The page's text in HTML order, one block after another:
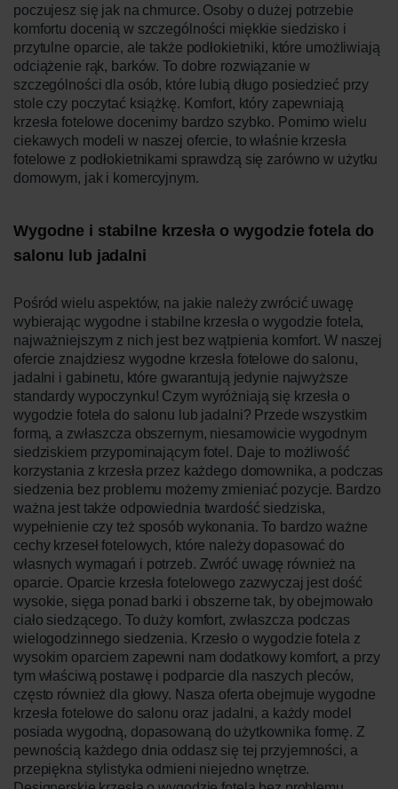
poczujesz się jak na chmurce. Osoby o dużej potrzebie
komfortu docenią w szczególności miękkie siedzisko i
przytulne oparcie, ale także podłokietniki, które umożliwiają
odciążenie rąk, barków. To dobre rozwiązanie w
szczególności dla osób, które lubią długo posiedzieć przy
stole czy poczytać książkę. Komfort, który zapewniają
krzesła fotelowe docenimy bardzo szybko. Pomimo wielu
ciekawych modeli w naszej ofercie, to właśnie krzesła
fotelowe z podłokietnikami sprawdzą się zarówno w użytku
domowym, jak i komercyjnym.
Wygodne i stabilne krzesła o wygodzie fotela do
salonu lub jadalni
Pośród wielu aspektów, na jakie należy zwrócić uwagę
wybierając wygodne i stabilne krzesła o wygodzie fotela,
najważniejszym z nich jest bez wątpienia komfort. W naszej
ofercie znajdziesz wygodne krzesła fotelowe do salonu,
jadalni i gabinetu, które gwarantują jedynie najwyższe
standardy wypoczynku! Czym wyróżniają się krzesła o
wygodzie fotela do salonu lub jadalni? Przede wszystkim
formą, a zwłaszcza obszernym, niesamowicie wygodnym
siedziskiem przypominającym fotel. Daje to możliwość
korzystania z krzesła przez każdego domownika, a podczas
siedzenia bez problemu możemy zmieniać pozycje. Bardzo
ważna jest także odpowiednia twardość siedziska,
wypełnienie czy też sposób wykonania. To bardzo ważne
cechy krzeseł fotelowych, które należy dopasować do
własnych wymagań i potrzeb. Zwróć uwagę również na
oparcie. Oparcie krzesła fotelowego zazwyczaj jest dość
wysokie, sięga ponad barki i obszerne tak, by obejmowało
ciało siedzącego. To duży komfort, zwłaszcza podczas
wielogodzinnego siedzenia. Krzesło o wygodzie fotela z
wysokim oparciem zapewni nam dodatkowy komfort, a przy
tym właściwą postawę i podparcie dla naszych pleców,
często również dla głowy. Nasza oferta obejmuje wygodne
krzesła fotelowe do salonu oraz jadalni, a każdy model
posiada wygodną, dopasowaną do użytkownika formę. Z
pewnością każdego dnia oddasz się tej przyjemności, a
przepiękna stylistyka odmieni niejedno wnętrze.